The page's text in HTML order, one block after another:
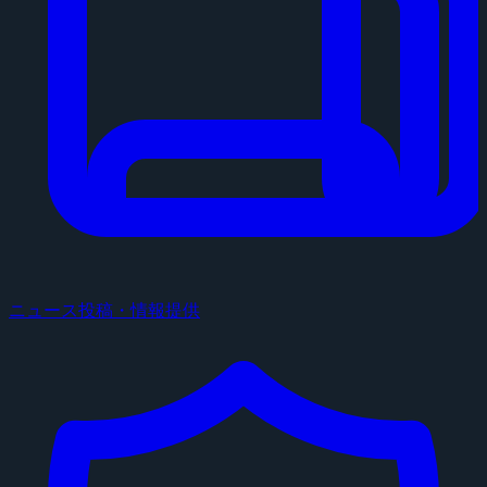
ニュース投稿・情報提供